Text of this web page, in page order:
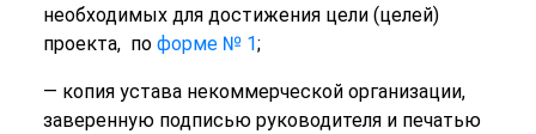
необходимых для достижения цели (целей)
проекта, по форме № 1;
— копия устава некоммерческой организации,
заверенную подписью руководителя и печатью